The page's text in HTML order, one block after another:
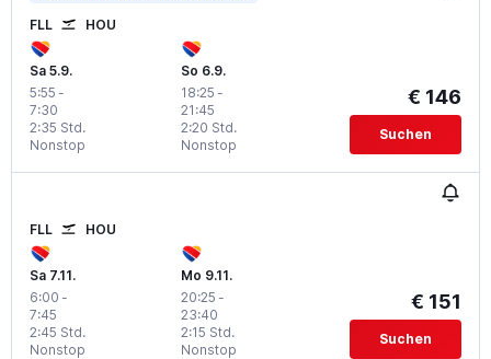
FLL HOU
Sa 5.9.
5:55 -
7:30
Nonstop
2:35 Std.
So 6.9.
18:25 -
21:45
Nonstop
2:20 Std.
€ 146
Suchen
FLL HOU
Sa 7.11.
6:00 -
7:45
Nonstop
2:45 Std.
Mo 9.11.
20:25 -
23:40
Nonstop
2:15 Std.
€ 151
Suchen